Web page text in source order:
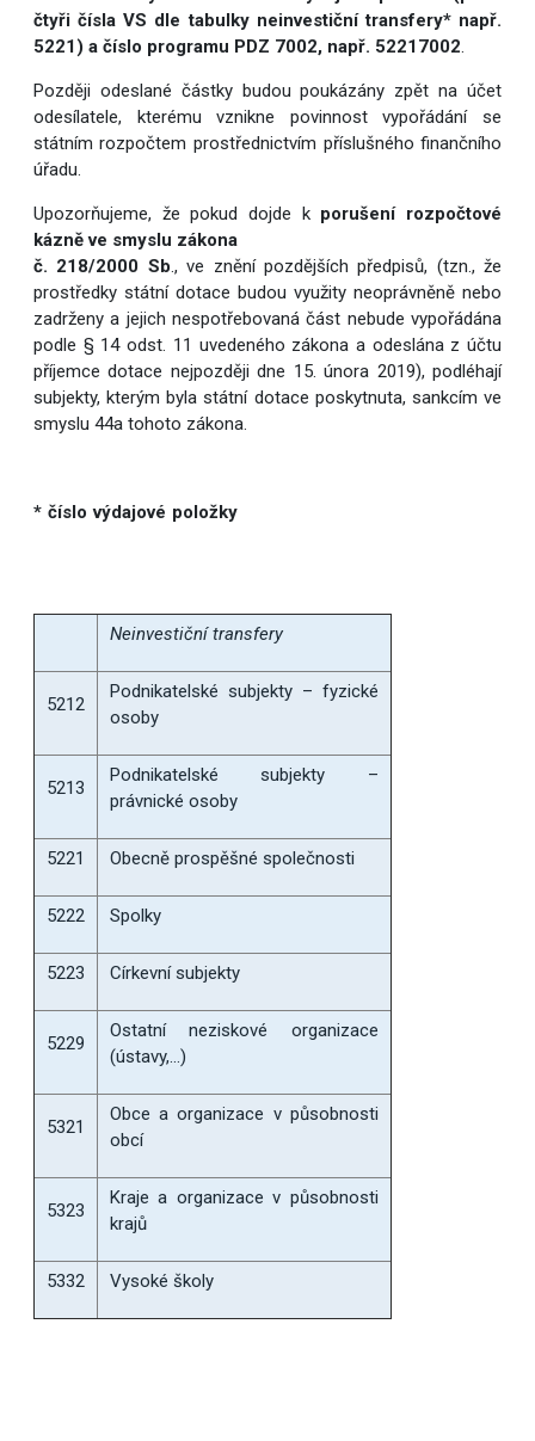
čtyři čísla VS dle tabulky neinvestiční transfery* např.
5221) a číslo programu PDZ 7002, např. 52217002.
Později odeslané částky budou poukázány zpět na účet
odesílatele, kterému vznikne povinnost vypořádání se
státním rozpočtem prostřednictvím příslušného finančního
úřadu.
Upozorňujeme, že pokud dojde k porušení rozpočtové
kázně ve smyslu zákona
č. 218/2000 Sb., ve znění pozdějších předpisů, (tzn., že
prostředky státní dotace budou využity neoprávněně nebo
zadrženy a jejich nespotřebovaná část nebude vypořádána
podle § 14 odst. 11 uvedeného zákona a odeslána z účtu
příjemce dotace nejpozději dne 15. února 2019), podléhají
subjekty, kterým byla státní dotace poskytnuta, sankcím ve
smyslu 44a tohoto zákona.
* číslo výdajové položky
Neinvestiční transfery
5212
Podnikatelské subjekty – fyzické
osoby
5213
Podnikatelské subjekty –
právnické osoby
5221 Obecně prospěšné společnosti
5222 Spolky
5223 Církevní subjekty
5229
Ostatní neziskové organizace
(ústavy,…)
5321
Obce a organizace v působnosti
obcí
5323
Kraje a organizace v působnosti
krajů
5332 Vysoké školy